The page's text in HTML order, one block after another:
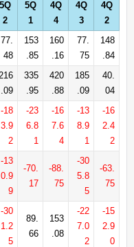
5Q
2
5Q
1
4Q
4
4Q
3
4Q
2
77.
48
153
.85
160
.16
77.
75
148
.84
216
.09
335
.95
420
.88
185
.09
40.
04
-18
3.9
2
-23
6.8
1
-16
7.6
4
-13
8.9
1
-16
2.4
2
-13
0.9
9
-70.
17
-88.
75
-30
5.8
5
-63.
75
-30
1.2
5
89.
66
153
.08
-22
7.0
2
-15
2.9
0